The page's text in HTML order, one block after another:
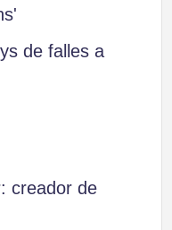
de falles a
creador de